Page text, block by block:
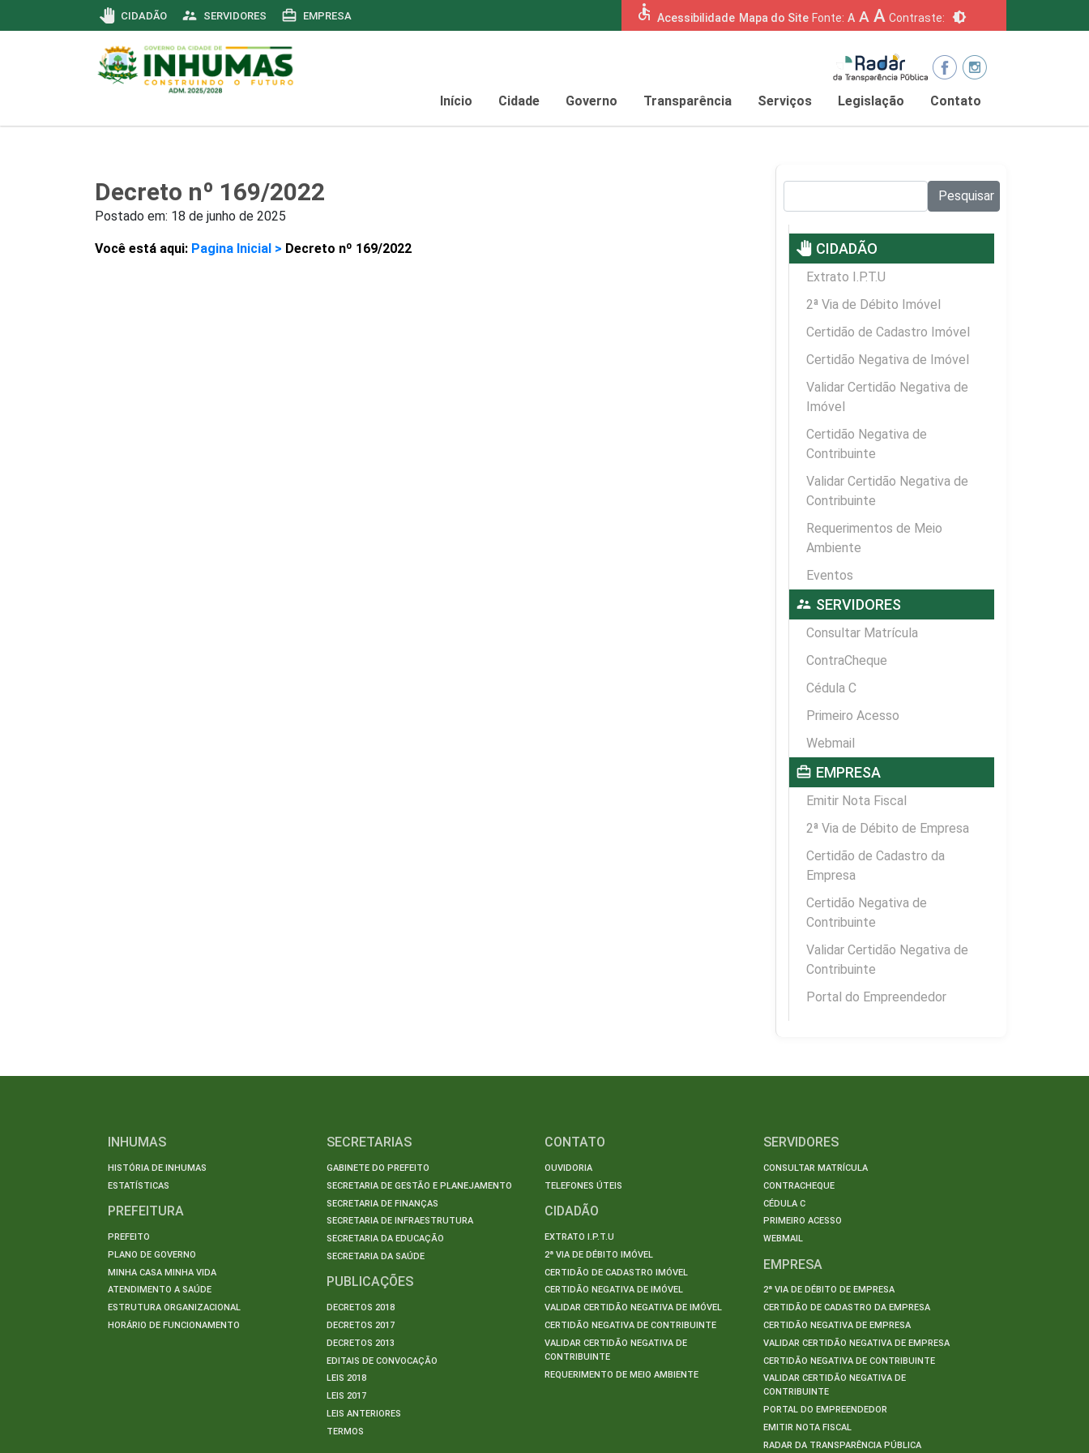
pan_tool CIDADÃO supervisor_account SERVIDORES card_travel EMPRESA accessible Acessibilidade Mapa do Site Fonte: A A A Contraste: brightness_6
Início Cidade Governo Transparência Serviços Legislação Contato
Decreto nº 169/2022
Postado em: 18 de junho de 2025
Você está aqui: Pagina Inicial > Decreto nº 169/2022
Pesquisar
pan_tool CIDADÃO
Extrato I.P.T.U
2ª Via de Débito Imóvel
Certidão de Cadastro Imóvel
Certidão Negativa de Imóvel
Validar Certidão Negativa de
Imóvel
Certidão Negativa de
Contribuinte
Validar Certidão Negativa de
Contribuinte
Requerimentos de Meio
Ambiente
Eventos
supervisor_account SERVIDORES
Consultar Matrícula
ContraCheque
Cédula C
Primeiro Acesso
Webmail
card_travel EMPRESA
Emitir Nota Fiscal
2ª Via de Débito de Empresa
Certidão de Cadastro da
Empresa
Certidão Negativa de
Contribuinte
Validar Certidão Negativa de
Contribuinte
Portal do Empreendedor
INHUMAS
HISTÓRIA DE INHUMAS
ESTATÍSTICAS
PREFEITURA
PREFEITO
PLANO DE GOVERNO
MINHA CASA MINHA VIDA
ATENDIMENTO A SAÚDE
ESTRUTURA ORGANIZACIONAL
HORÁRIO DE FUNCIONAMENTO
SECRETARIAS
GABINETE DO PREFEITO
SECRETARIA DE GESTÃO E PLANEJAMENTO
SECRETARIA DE FINANÇAS
SECRETARIA DE INFRAESTRUTURA
SECRETARIA DA EDUCAÇÃO
SECRETARIA DA SAÚDE
PUBLICAÇÕES
DECRETOS 2018
DECRETOS 2017
DECRETOS 2013
EDITAIS DE CONVOCAÇÃO
LEIS 2018
LEIS 2017
LEIS ANTERIORES
TERMOS
CONTATO
OUVIDORIA
TELEFONES ÚTEIS
CIDADÃO
EXTRATO I.P.T.U
2ª VIA DE DÉBITO IMÓVEL
CERTIDÃO DE CADASTRO IMÓVEL
CERTIDÃO NEGATIVA DE IMÓVEL
VALIDAR CERTIDÃO NEGATIVA DE IMÓVEL
CERTIDÃO NEGATIVA DE CONTRIBUINTE
VALIDAR CERTIDÃO NEGATIVA DE
CONTRIBUINTE
REQUERIMENTO DE MEIO AMBIENTE
SERVIDORES
CONSULTAR MATRÍCULA
CONTRACHEQUE
CÉDULA C
PRIMEIRO ACESSO
WEBMAIL
EMPRESA
2ª VIA DE DÉBITO DE EMPRESA
CERTIDÃO DE CADASTRO DA EMPRESA
CERTIDÃO NEGATIVA DE EMPRESA
VALIDAR CERTIDÃO NEGATIVA DE EMPRESA
CERTIDÃO NEGATIVA DE CONTRIBUINTE
VALIDAR CERTIDÃO NEGATIVA DE
CONTRIBUINTE
PORTAL DO EMPREENDEDOR
EMITIR NOTA FISCAL
RADAR DA TRANSPARÊNCIA PÚBLICA